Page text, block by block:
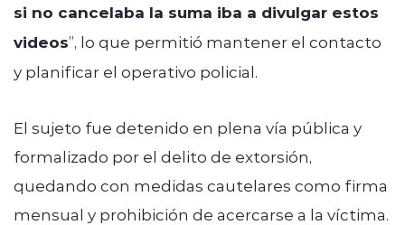
si no cancelaba la suma iba a divulgar estos
videos”, lo que permitió mantener el contacto
y planificar el operativo policial.
El sujeto fue detenido en plena vía pública y
formalizado por el delito de extorsión,
quedando con medidas cautelares como firma
mensual y prohibición de acercarse a la víctima.